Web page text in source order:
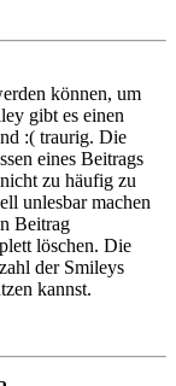
können, um
gibt es einen
:( traurig. Die
eines Beitrags
zu häufig zu
unlesbar machen
Beitrag
löschen. Die
der Smileys
kannst.